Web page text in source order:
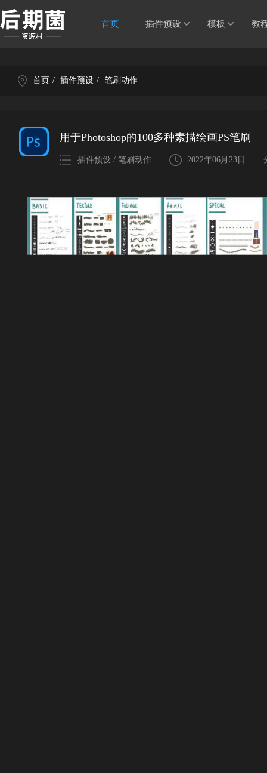
首页 插件预设 模板 教
首页 / 插件预设 / 笔刷动作
用于Photoshop的100多种素描绘画PS笔刷
插件预设 / 笔刷动作 2022年06月23日